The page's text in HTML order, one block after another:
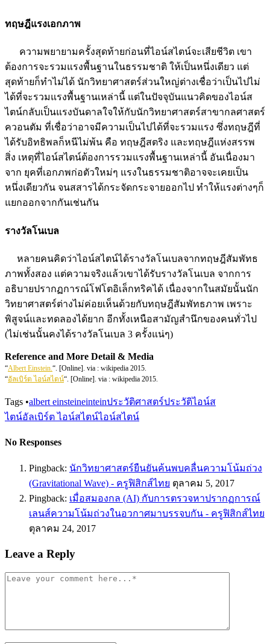
ทฤษฎีแรงเอกภาพ
ความพยายามครั้งสุดท้ายก่อนที่ไอน์สไตน์จะเสียชีวิต เขา
ต้องการจะรวมแรงพื้นฐานในธรรมชาติ ให้เป็นหนึ่งเดียว แต่
สุดท้ายก็ทำไม่ได้ นักวิทยาศาสตร์ส่วนใหญ่ต่างเชื่อว่าเป็นไปไม่
ได้ที่จะรวมแรงพื้นฐานเหล่านี้ แต่ในปัจจุบันแนวคิดของไอน์ส
ไตน์กลับเป็นแรงบันดาลใจให้กับนักวิทยาศาสตร์สาขากลศาสตร์
ควอนตัม ที่เชื่อว่าอาจมีความเป็นไปได้ที่จะรวมแรง ซึ่งทฤษฎีที่
ได้รับอิทธิพลก็หนีไม่พ้น คือ ทฤษฎีสตริง และทฤษฎีแห่งสรรพ
สิ่ง เหตุที่ไอน์สไตน์ต้องการรวมแรงพื้นฐานเหล่านี้ อันเนื่องมา
จาก ยุคที่เอกภพก่อตัวใหม่ๆ แรงในธรรมชาติอาจจะเคยเป็น
หนึ่งเดียวกัน จนสสารได้กระจัดกระจายออกไป ทำให้แรงต่างๆก็
แยกออกจากกันเช่นกัน
รางวัลโนเบล
หลายคนคิดว่าไอน์สไตน์ได้รางวัลโนเบลจากทฤษฎีสัมพัทธ
ภาพทั้งสอง แต่ความจริงแล้วเขาได้รับรางวัลโนเบล จากการ
อธิบายปรากฏการณ์โฟโตอิเล็กทริคได้ เนื่องจากในสมัยนั้นนัก
วิทยาศาสตร์ต่างไม่ค่อยเห็นด้วยกับทฤษฎีสัมพัทธภาพ เพราะ
พิสูจน์และทดลองได้ยาก อีกทั้งเหนือสามัญสำนึกของคนทั่วไป
(ไม่เช่นนั้นคงได้รางวัลโนเบล 3 ครั้งแน่ๆ)
Reference and More Detail & Media
“Albert Einstein.“. [Online]. via : wikipedia 2015.
“อัลเบิร์ต ไอน์สไตน์“. [Online]. via : wikipedia 2015.
Tags •albert einsteineinteinประวัติศาสตร์ประวัติไอน์ส
ไตน์อัลเบิร์ต ไอน์สไตน์ไอน์สไตน์
No Responses
Pingback: นักวิทยาศาสตร์ยืนยันค้นพบคลื่นความโน้มถ่วง
(Gravitational Wave) - ครูฟิสิกส์ไทย ตุลาคม 5, 2017
Pingback: เมื่อสมองกล (AI) กับการตรวจหาปรากฏการณ์
เลนส์ความโน้มถ่วงในอวกาศมาบรรจบกัน - ครูฟิสิกส์ไทย
ตุลาคม 24, 2017
Leave a Reply